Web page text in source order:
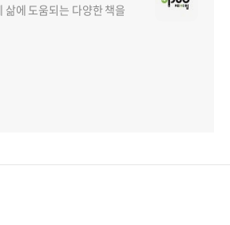
삶에 도움되는 다양한 책을